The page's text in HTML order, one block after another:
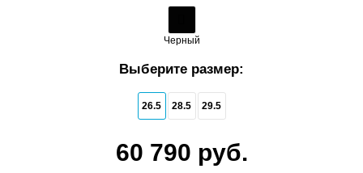
Черный
Выберите размер:
26.5 28.5 29.5
60 790 руб.